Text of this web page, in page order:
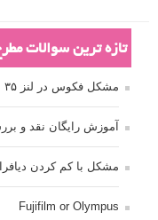
تازه ترین سوالات
مشکل فکوس در لنز ۳۵ نیکون
آموزش رایگان نقد و
مشکل با کم کردن
Fujifilm or Olympus